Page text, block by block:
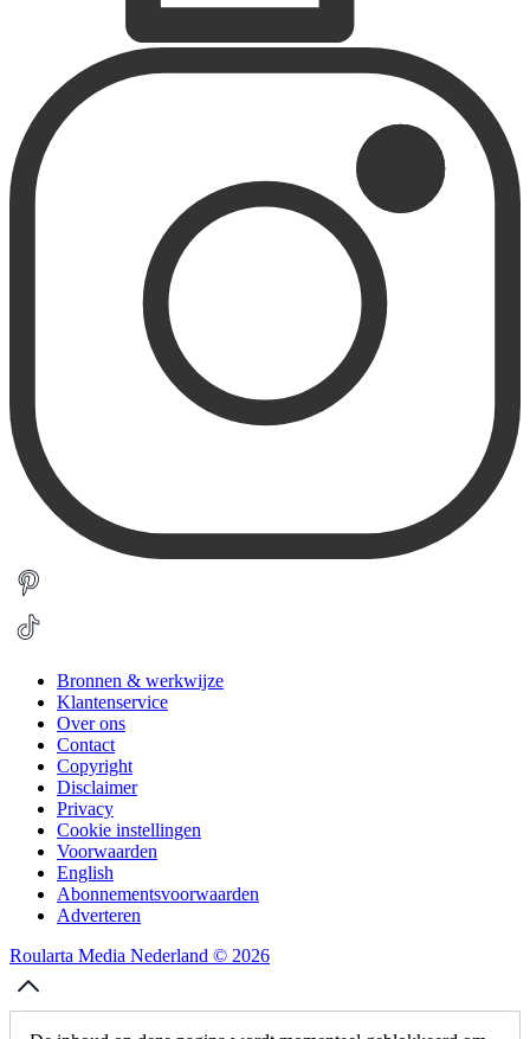
Bronnen & werkwijze
Klantenservice
Over ons
Contact
Copyright
Disclaimer
Privacy
Cookie instellingen
Voorwaarden
English
Abonnementsvoorwaarden
Adverteren
Roularta Media Nederland © 2026